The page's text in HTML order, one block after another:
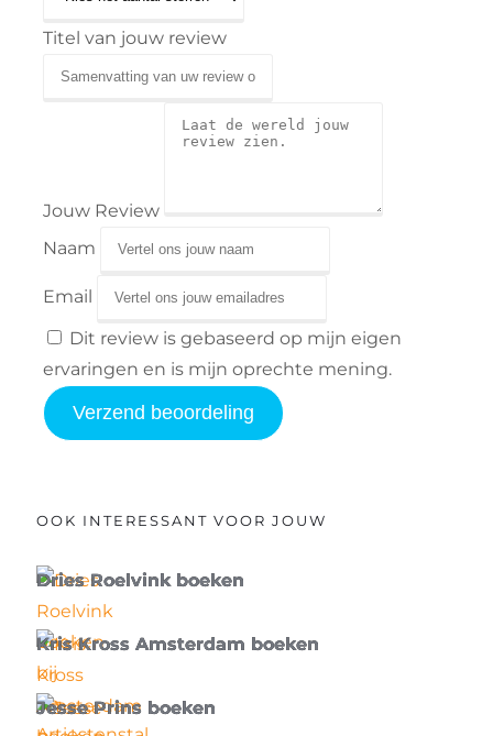
Titel van jouw review
Jouw Review
Naam
Email
Dit review is gebaseerd op mijn eigen
ervaringen en is mijn oprechte mening.
Verzend beoordeling
OOK INTERESSANT VOOR JOUW
Dries Roelvink boeken
Kris Kross Amsterdam boeken
Jesse Prins boeken